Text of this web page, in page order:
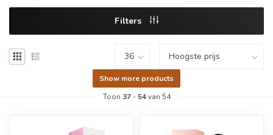
Filters
Show more products
Toon 37-54van 54